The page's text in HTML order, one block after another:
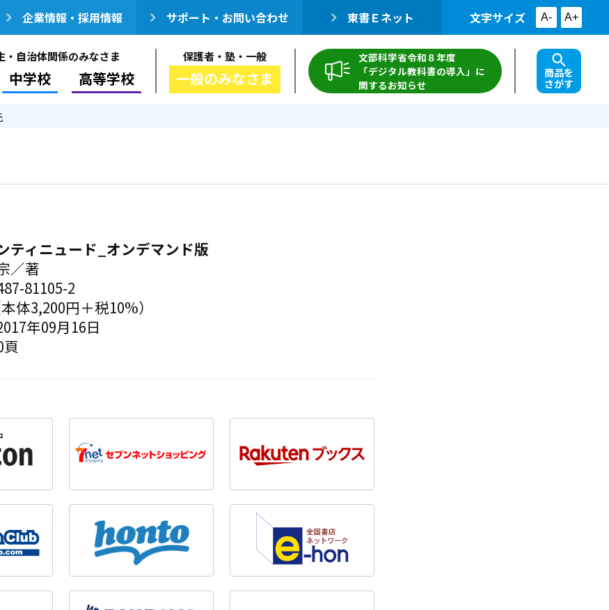
企業情報・採用情報 サポート・お問い合わせ 東書Ｅネット 文字サイズ A- A+
・自治体関係のみなさま
中学校 高等学校
保護者・塾・一般
一般のみなさま
文部科学省令和８年度
「デジタル教科書の導入」に
関するお知らせ
商品を
さがす
ィニュード_オンデマンド版
／著
81105-2
体3,200円＋税10%）
年09月16日